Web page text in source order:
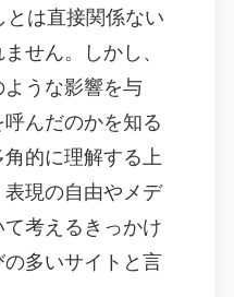
は直接関係ない
せん。しかし、
うな影響を与
んだのかを知る
的に理解する上
現の自由やメデ
考えるきっかけ
多いサイトと言